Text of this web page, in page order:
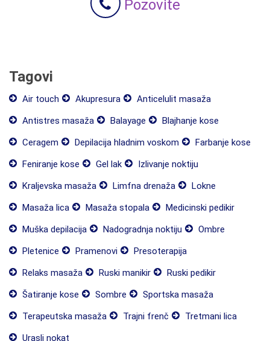
Pozovite
Tagovi
Air touch Akupresura
Anticelulit masaža
Antistres masaža
Balayage
Blajhanje kose
Ceragem
Depilacija hladnim voskom
Farbanje kose
Feniranje kose
Gel lak
Izlivanje noktiju
Kraljevska masaža
Limfna drenaža
Lokne
Masaža lica
Masaža stopala
Medicinski pedikir
Muška depilacija
Nadogradnja noktiju
Ombre
Pletenice
Pramenovi
Presoterapija
Relaks masaža
Ruski manikir
Ruski pedikir
Šatiranje kose
Sombre
Sportska masaža
Terapeutska masaža
Trajni frenč
Tretmani lica
Urasli nokat